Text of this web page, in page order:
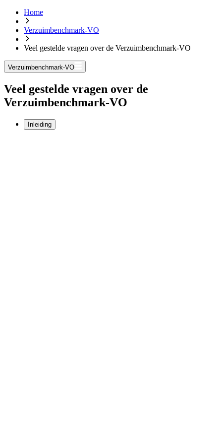
Home
Verzuimbenchmark-VO
Veel gestelde vragen over de Verzuimbenchmark-VO
Verzuimbenchmark-VO
Veel gestelde vragen over de
Verzuimbenchmark-VO
Inleiding